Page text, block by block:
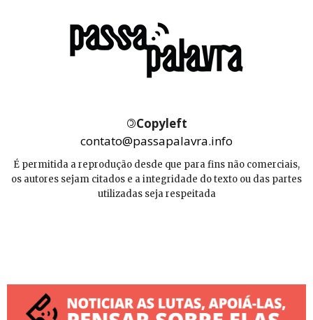
©Copyleft
contato@passapalavra.info
É permitida a reprodução desde que para fins não comerciais,
os autores sejam citados e a integridade do texto ou das partes
utilizadas seja respeitada